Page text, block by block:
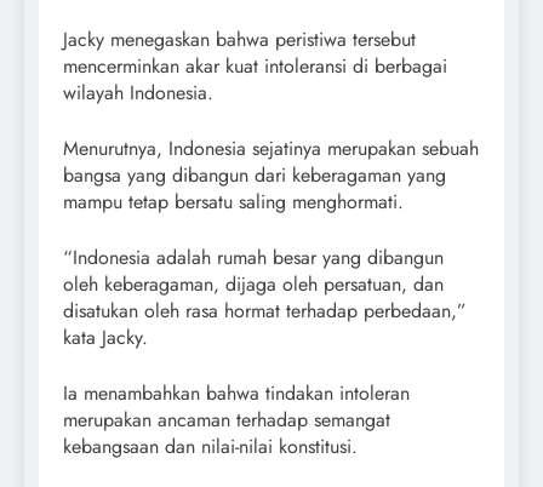
Jacky menegaskan bahwa peristiwa tersebut
mencerminkan akar kuat intoleransi di berbagai
wilayah Indonesia.
Menurutnya, Indonesia sejatinya merupakan sebuah
bangsa yang dibangun dari keberagaman yang
mampu tetap bersatu saling menghormati.
“Indonesia adalah rumah besar yang dibangun
oleh keberagaman, dijaga oleh persatuan, dan
disatukan oleh rasa hormat terhadap perbedaan,”
kata Jacky.
Ia menambahkan bahwa tindakan intoleran
merupakan ancaman terhadap semangat
kebangsaan dan nilai-nilai konstitusi.